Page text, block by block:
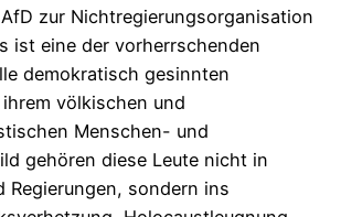
zur Nichtregierungsorganisation
ist eine der vorherrschenden
demokratisch gesinnten
völkischen und
Menschen- und
gehören diese Leute nicht in
Regierungen, sondern ins